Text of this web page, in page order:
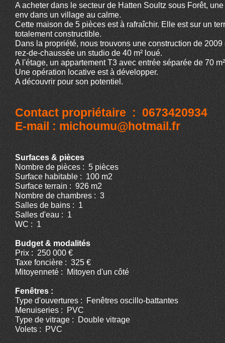
A acheter dans le secteur de Hatten Soultz sous Forêt, une
env dans un village au calme.
Cette maison de 5 pièces est à rafraîchir. Elle est sur un
totalement constructible.
Dans la propriété, nous trouvons une construction de
rez-de-chaussée un studio de 40 m² loué.
A l'étage, un appartement T3 avec entrée séparée de 70
Une opération locative est à développer.
A découvrir pour son potentiel.
Contact propriétaire : 0673420934
E-mail : michoumu@hotmail.fr
Surfaces & pièces
Nombre de pièces : 5 pièces
Surface habitable : 100 m2
Surface terrain : 926 m2
Nombre de chambres : 3
Salles de bains : 1
Salles d'eau : 1
WC : 1
Budget & modalités
Prix : 250 000 €
Taxe foncière : 325 €
Mitoyenneté : Mitoyen d'un côté
Fenêtres :
Type d'ouvertures : Fenêtres oscillo-battantes
Menuiseries : PVC
Type de vitrage : Double vitrage
Volets : PVC